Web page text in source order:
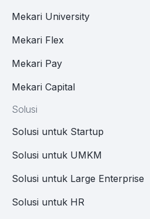
Mekari University
Mekari Flex
Mekari Pay
Mekari Capital
Solusi
Solusi untuk Startup
Solusi untuk UMKM
Solusi untuk Large Enterprise
Solusi untuk HR